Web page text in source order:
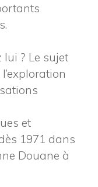
lui ? Le sujet
et
1971 dans
Douane à